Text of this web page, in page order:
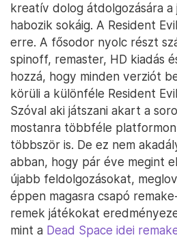
kreatív dolog átdolgozására a
habozik sokáig. A Resident
erre. A fősodor nyolc részt
spinoff, remaster, HD kiadás
hozzá, hogy minden verziót
körüli a különféle Resident
Szóval aki játszani akart a
mostanra többféle
többször is. De ez nem
abban, hogy pár éve megint
újabb feldolgozásokat,
éppen magasra csapó
remek játékokat
mint a Dead Space idei